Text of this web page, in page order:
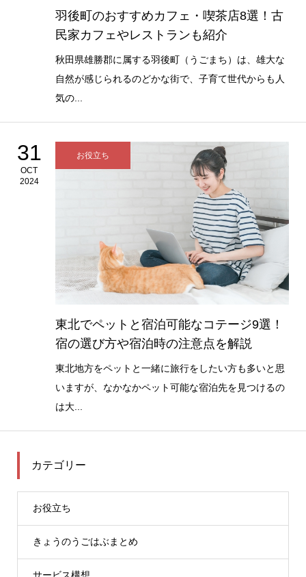
羽後町のおすすめカフェ・喫茶店8選！古
民家カフェやレストランも紹介
秋田県雄勝郡に属する羽後町（うごまち）は、雄大な
自然が感じられるのどかな街で、子育て世代からも人
気の...
31
OCT
2024
お役立ち
東北でペットと宿泊可能なコテージ9選！
宿の選び方や宿泊時の注意点を解説
東北地方をペットと一緒に旅行をしたい方も多いと思
いますが、なかなかペット可能な宿泊先を見つけるの
は大...
カテゴリー
お役立ち
きょうのうごはぶまとめ